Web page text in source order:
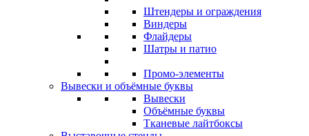
Штендеры и ограждения
Виндеры
Флайдеры
Шатры и патио
Промо-элементы
Вывески и объёмные буквы
Вывески
Объёмные буквы
Тканевые лайтбоксы